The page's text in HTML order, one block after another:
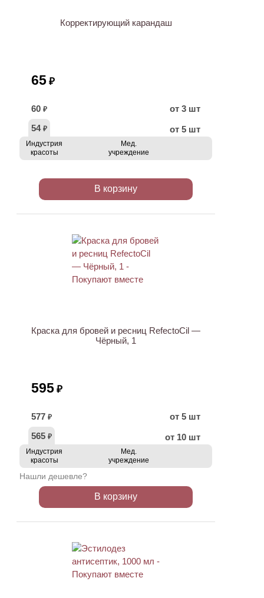
Корректирующий карандаш
65 ₽
60 ₽
от 3 шт
54 ₽ от 5 шт
Индустрия
красоты
Мед.
учреждение
В корзину
Краска для бровей и ресниц RefectoCil —
Чёрный, 1
595 ₽
577 ₽
от 5 шт
565 ₽ от 10 шт
Индустрия
красоты
Мед.
учреждение
Нашли дешевле?
В корзину